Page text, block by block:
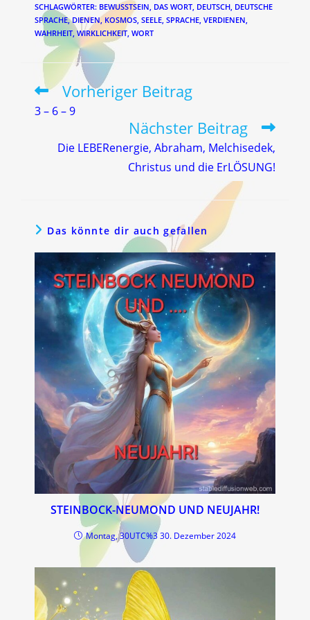
SCHLAGWÖRTER: BEWUSSTSEIN DAS WORT DEUTSCH DEUTSCHE
SPRACHE, DIENEN, KOSMOS SEELE SPRACHE VERDIENEN
WAHRHEIT WIRKLICHKEIT WORT
Weitere
ansehen
Vorheriger Beitrag
3 – 6 – 9
Nächster Beitrag
Die LEBERenergie, Abraham, Melchisedek,
Christus und die ErLÖSUNG!
Das könnte dir auch gefallen
STEINBOCK-NEUMOND UND NEUJAHR!
Montag, 30UTC%3 30. Dezember 2024